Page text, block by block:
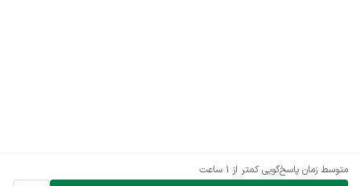
متوسط زمان پاسخ‌گویی کمتر از 1 ساعت